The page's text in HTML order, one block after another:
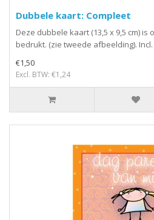
Dubbele kaart: Compleet
Deze dubbele kaart (13,5 x 9,5 cm)
bedrukt. (zie tweede afbeelding). Incl.
€1,50
Excl. BTW: €1,24